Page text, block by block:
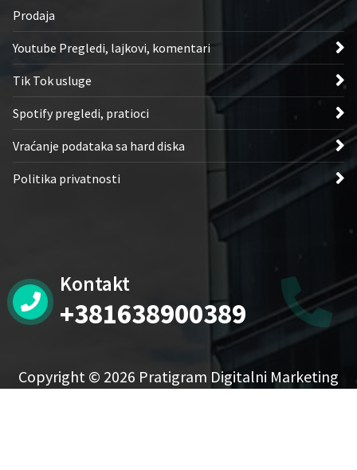
Prodaja
Youtube Pregledi, lajkovi, komentari
Tik Tok usluge
Spotify pregledi, pratioci
Vraćanje podataka sa hard diska
Politika privatnosti
Kontakt
+381638900389
Copyright © 2026 Pratigram Digitalni Marketing